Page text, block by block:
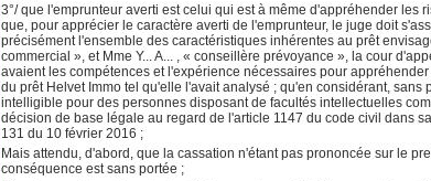
3°/ que l'emprunteur averti est celui qui est à même d'appréhender les
que, pour apprécier le caractère averti de l'emprunteur, le juge doit
précisément l'ensemble des caractéristiques inhérentes au prêt
commercial », et Mme Y... A... , « conseillère prévoyance », la cour
avaient les compétences et l'expérience nécessaires pour
du prêt Helvet Immo tel qu'elle l'avait analysé ; qu'en considérant,
intelligible pour des personnes disposant de facultés intellectuelles
décision de base légale au regard de l'article 1147 du code civil dans
131 du 10 février 2016 ;
Mais attendu, d'abord, que la cassation n'étant pas prononcée sur le
conséquence est sans portée ;